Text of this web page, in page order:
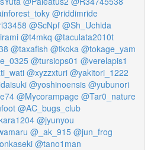
@riddimride
@ScNpf @Sh_Uchida
@t4mkq @taculata2010t
@taxafish @tkoka @tokage_yam
@tursiops01 @verelapis1
@xyzzxturi @yakitori_1222
@yoshinoensis @yubunori
@Mycorampage @Tar0_nature
@AC_bugs_club
@jyunyou
@_ak_915 @jun_frog
@tano1man